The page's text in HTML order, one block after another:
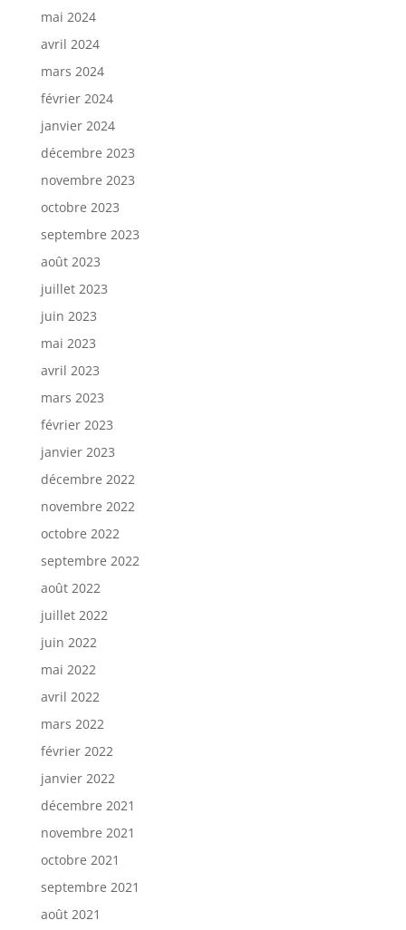
mai 2024
avril 2024
mars 2024
février 2024
janvier 2024
décembre 2023
novembre 2023
octobre 2023
septembre 2023
août 2023
juillet 2023
juin 2023
mai 2023
avril 2023
mars 2023
février 2023
janvier 2023
décembre 2022
novembre 2022
octobre 2022
septembre 2022
août 2022
juillet 2022
juin 2022
mai 2022
avril 2022
mars 2022
février 2022
janvier 2022
décembre 2021
novembre 2021
octobre 2021
septembre 2021
août 2021